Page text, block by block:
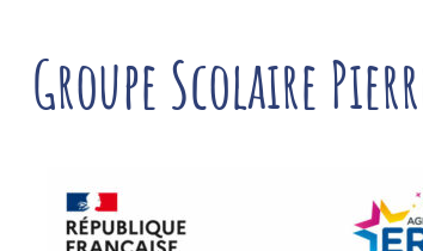
Groupe Scolaire